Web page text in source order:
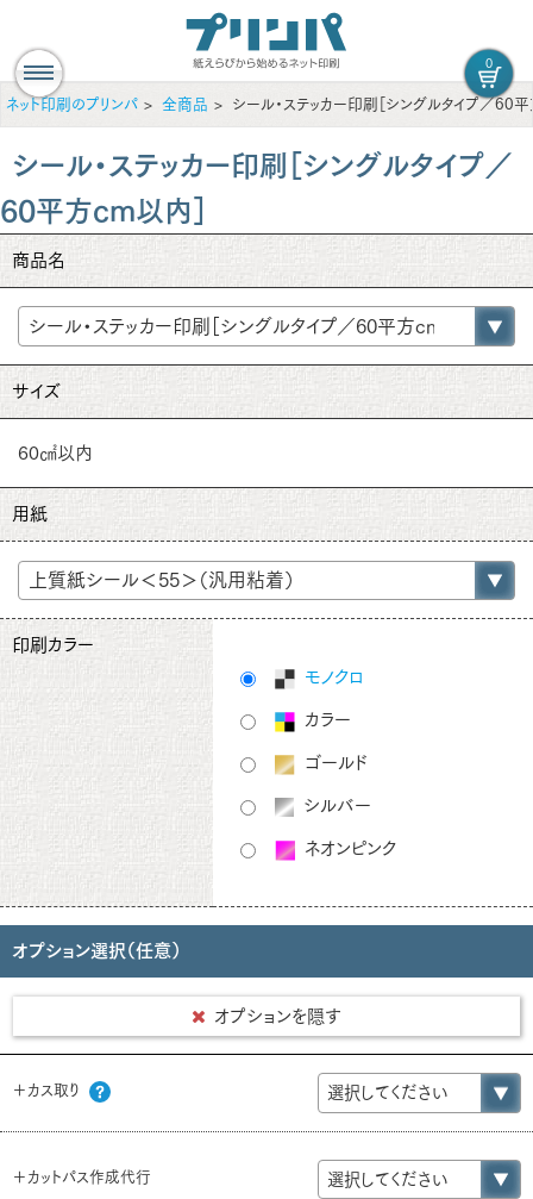
0
ネット印刷のプリンパ 全商品 シール・ステッカー印刷［シングルタイプ／60
シール・ステッカー印刷［シングルタイプ／
60平方cm以内］
商品名
サイズ
60㎠以内
用紙
印刷カラー
モノクロ
カラー
ゴールド
シルバー
ネオンピンク
オプション選択（任意）
オプションを隠す
＋カス取り
＋カットパス作成代行